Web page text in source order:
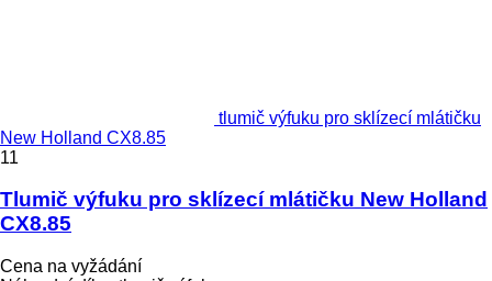
tlumič výfuku pro sklízecí mlátičku
New Holland CX8.85
11
Tlumič výfuku pro sklízecí mlátičku New Holland
CX8.85
Cena na vyžádání